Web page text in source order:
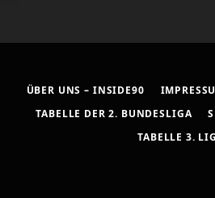
ÜBER UNS – INSIDE90
TABELLE DER 2. BUNDESLIGA
TABELLE 3.